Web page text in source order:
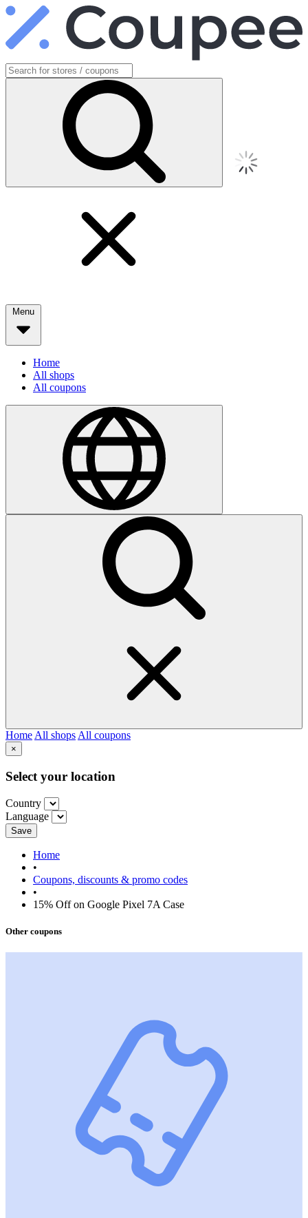
Menu
Home
All shops
All coupons
Home All shops All coupons
×
Select your location
Country
Language
Save
Home
•
Coupons, discounts & promo codes
•
15% Off on Google Pixel 7A Case
Other coupons